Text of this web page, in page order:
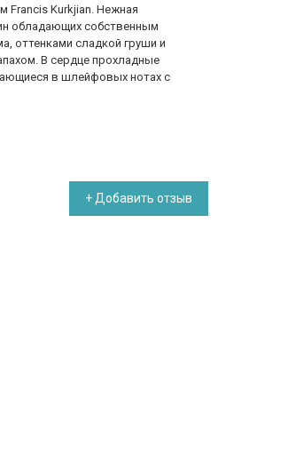
Francis Kurkjian. Нежная
обладающих собственным
оттенками сладкой груши и
В сердце прохладные
в шлейфовых нотах с
+ Добавить отзыв